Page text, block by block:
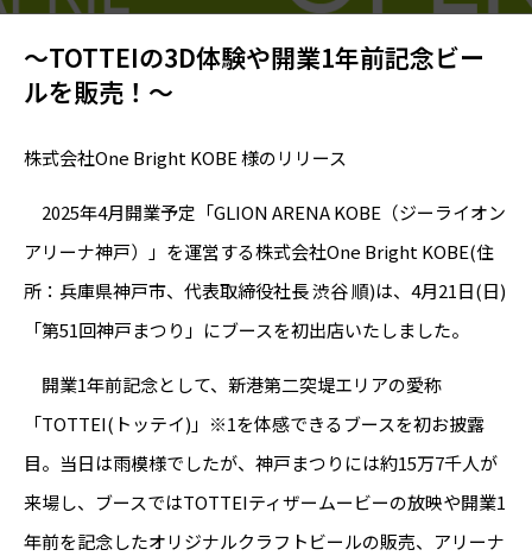
～TOTTEIの3D体験や開業1年前記念ビー
ルを販売！～
株式会社One Bright KOBE 様のリリース
2025年4月開業予定「GLION ARENA KOBE（ジーライオン
アリーナ神戸）」を運営する株式会社One Bright KOBE(住
所：兵庫県神戸市、代表取締役社長 渋谷 順)は、4月21日(日)
「第51回神戸まつり」にブースを初出店いたしました。
開業1年前記念として、新港第二突堤エリアの愛称
「TOTTEI(トッテイ)」※1を体感できるブースを初お披露
目。当日は雨模様でしたが、神戸まつりには約15万7千人が
来場し、ブースではTOTTEIティザームービーの放映や開業1
年前を記念したオリジナルクラフトビールの販売、アリーナ